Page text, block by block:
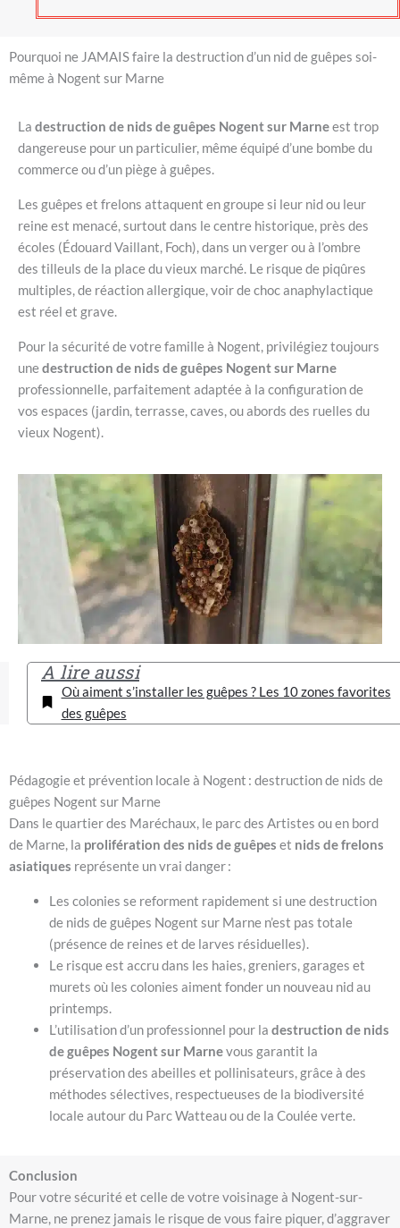
Pourquoi ne JAMAIS faire la destruction d’un nid de guêpes soi-
même à Nogent sur Marne
La destruction de nids de guêpes Nogent sur Marneest trop
dangereuse pour un particulier, même équipé d’une bombe du
commerce ou d’un piège à guêpes.
Les guêpes et frelons attaquent en groupe si leur nid ou leur
reine est menacé, surtout dans le centre historique, près des
écoles (Édouard Vaillant, Foch), dans un verger ou à l’ombre
des tilleuls de la place du vieux marché. Le risque de piqûres
multiples, de réaction allergique, voir de choc anaphylactique
est réel et grave.
Pour la sécurité de votre famille à Nogent, privilégiez toujours
unedestruction de nids de guêpes Nogent sur Marne
professionnelle, parfaitement adaptée à la configuration de
vos espaces (jardin, terrasse, caves, ou abords des ruelles du
vieux Nogent).
A lire aussi
Où aiment s’installer les guêpes ? Les 10 zones favorites
des guêpes
Pédagogie et prévention locale à Nogent : destruction de nids de
guêpes Nogent sur Marne
Dans le quartier des Maréchaux, le parc des Artistes ou en bord
de Marne, la prolifération des nids de guêpes et nids de frelons
asiatiques représente un vrai danger :
Les colonies se reforment rapidement si une destruction
de nids de guêpes Nogent sur Marne n’est pas totale
(présence de reines et de larves résiduelles).
Le risque est accru dans les haies, greniers, garages et
murets où les colonies aiment fonder un nouveau nid au
printemps.
L’utilisation d’un professionnel pour la destruction de nids
de guêpes Nogent sur Marnevous garantit la
préservation des abeilles et pollinisateurs, grâce à des
méthodes sélectives, respectueuses de la biodiversité
locale autour du Parc Watteau ou de la Coulée verte.
Conclusion
Pour votre sécurité et celle de votre voisinage à Nogent-sur-
Marne, ne prenez jamais le risque de vous faire piquer, d’aggraver